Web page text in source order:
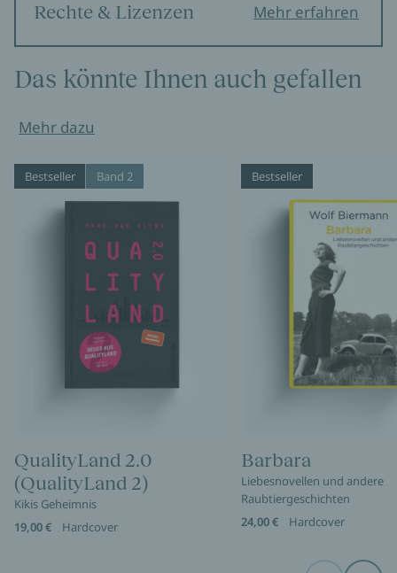
Rechte & Lizenzen Mehr erfahren
Das könnte Ihnen auch gefallen
Mehr dazu
Bestseller Band 2
QualityLand 2.0
(QualityLand 2)
Kikis Geheimnis
19,00 €
Hardcover
Bestseller
Barbara
Liebesnovellen und andere
Raubtiergeschichten
24,00 €
Hardcover